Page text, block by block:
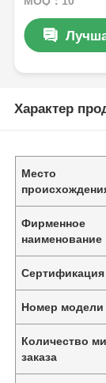
Характер
Место
Фирменное
наименование
Сертификация
Номер модели
Количество
заказа